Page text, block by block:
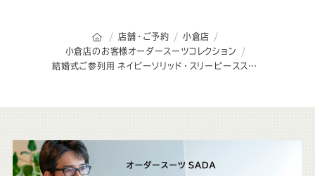
オーダースーツSADAのトップページ
店舗・ご予約
小倉店
小倉店のお客様オーダースーツコレクション
結婚式ご参列用 ネイビーソリッド・スリーピーススーツ
こ